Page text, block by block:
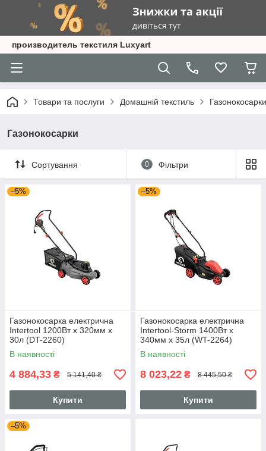
производитель текстиля Luxyart
Товари та послуги Домашній текстиль Газонокосарки
Газонокосарки
Сортування 0 Фільтри
–5%
Газонокосарка електрична
Intertool 1200Вт x 320мм x
30л (DT-2260)
В наявності
4 884,33 ₴ 5 141,40 ₴
Купити
–5%
Газонокосарка електрична
Intertool-Storm 1400Вт x
340мм x 35л (WT-2264)
В наявності
8 023,22 ₴ 8 445,50 ₴
Купити
–5%